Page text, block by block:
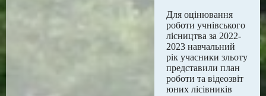
Для оцінювання
роботи учнівського
лісництва за 2022-
2023 навчальний
рік учасники зльоту
представили план
роботи та відеозвіт
юних лісівників